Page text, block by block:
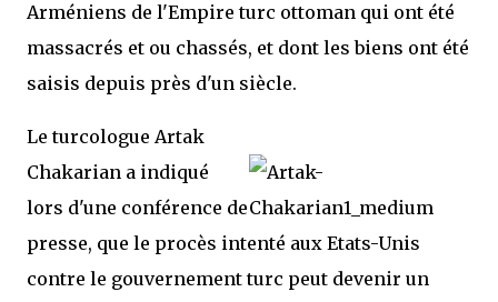
Arméniens de l'Empire turc ottoman qui ont été
massacrés et ou chassés, et dont les biens ont été
saisis depuis près d'un siècle.
Le turcologue Artak
Chakarian a indiqué
lors d'une conférence de
presse, que le procès intenté aux Etats-Unis
contre le gouvernement turc peut devenir un